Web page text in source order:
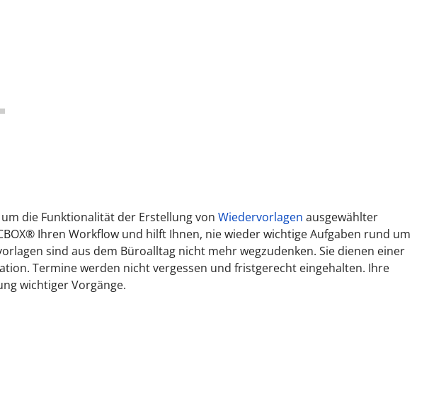
die Funktionalität der Erstellung von Wiedervorlagen ausgewählter
Ihren Workflow und hilft Ihnen, nie wieder wichtige Aufgaben rund um
sind aus dem Büroalltag nicht mehr wegzudenken. Sie dienen einer
Termine werden nicht vergessen und fristgerecht eingehalten. Ihre
wichtiger Vorgänge.